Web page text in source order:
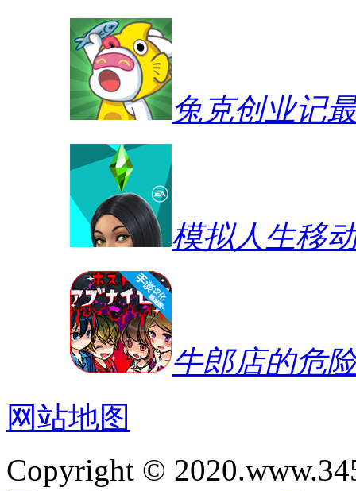
兔克创业记
模拟人生移
牛郎店的危
网站地图
Copyright ©